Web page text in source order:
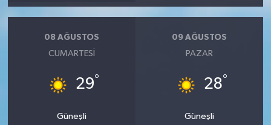
08 AĞUSTOS
CUMARTESI
29°
Güneşli
09 AĞUSTOS
PAZAR
28°
Güneşli